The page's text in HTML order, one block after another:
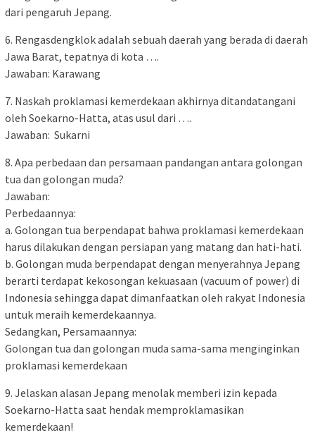
dari pengaruh Jepang.
6. Rengasdengklok adalah sebuah daerah yang berada di daerah
Jawa Barat, tepatnya di kota ….
Jawaban: Karawang
7. Naskah proklamasi kemerdekaan akhirnya ditandatangani
oleh Soekarno-Hatta, atas usul dari ….
Jawaban: Sukarni
8. Apa perbedaan dan persamaan pandangan antara golongan
tua dan golongan muda?
Jawaban:
Perbedaannya:
a. Golongan tua berpendapat bahwa proklamasi kemerdekaan
harus dilakukan dengan persiapan yang matang dan hati-hati.
b. Golongan muda berpendapat dengan menyerahnya Jepang
berarti terdapat kekosongan kekuasaan (vacuum of power) di
Indonesia sehingga dapat dimanfaatkan oleh rakyat Indonesia
untuk meraih kemerdekaannya.
Sedangkan, Persamaannya:
Golongan tua dan golongan muda sama-sama menginginkan
proklamasi kemerdekaan
9. Jelaskan alasan Jepang menolak memberi izin kepada
Soekarno-Hatta saat hendak memproklamasikan
kemerdekaan!